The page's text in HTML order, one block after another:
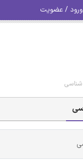
ورود / عضویت